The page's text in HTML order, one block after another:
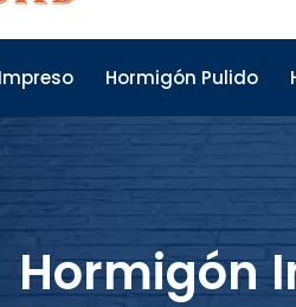
Hormigón Pulido
Hormigón